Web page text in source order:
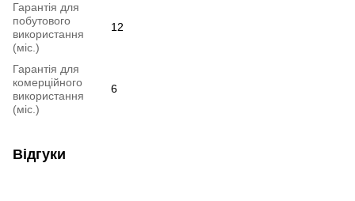
Гарантія для
побутового
використання
(міс.)
12
Гарантія для
комерційного
використання
(міс.)
6
Відгуки